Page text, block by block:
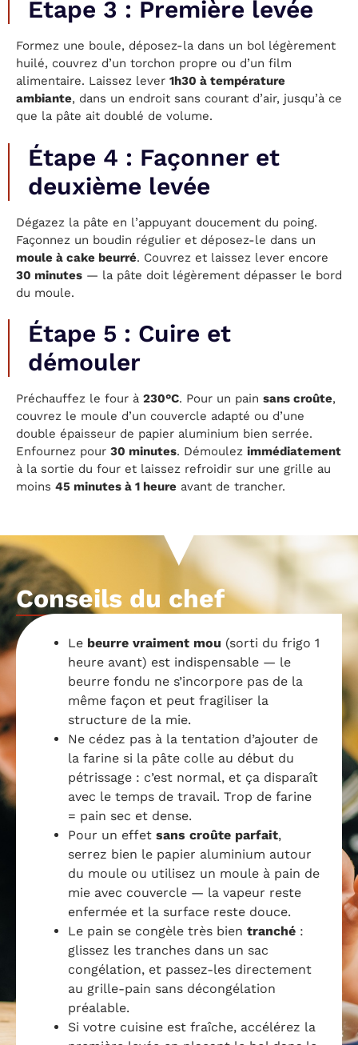
Étape 3 : Première levée
Formez une boule, déposez-la dans un bol légèrement
huilé, couvrez d’un torchon propre ou d’un film
alimentaire. Laissez lever 1h30 à température
ambiante, dans un endroit sans courant d’air, jusqu’à ce
que la pâte ait doublé de volume.
Étape 4 : Façonner et
deuxième levée
Dégazez la pâte en l’appuyant doucement du poing.
Façonnez un boudin régulier et déposez-le dans un
moule à cake beurré. Couvrez et laissez lever encore
30 minutes — la pâte doit légèrement dépasser le bord
du moule.
Étape 5 : Cuire et
démouler
Préchauffez le four à 230°C. Pour un pain sans croûte,
couvrez le moule d’un couvercle adapté ou d’une
double épaisseur de papier aluminium bien serrée.
Enfournez pour 30 minutes. Démoulez immédiatement
à la sortie du four et laissez refroidir sur une grille au
moins 45 minutes à 1 heure avant de trancher.
Conseils du chef
Le beurre vraiment mou (sorti du frigo 1
heure avant) est indispensable — le
beurre fondu ne s’incorpore pas de la
même façon et peut fragiliser la
structure de la mie.
Ne cédez pas à la tentation d’ajouter de
la farine si la pâte colle au début du
pétrissage : c’est normal, et ça disparaît
avec le temps de travail. Trop de farine
= pain sec et dense.
Pour un effet sans croûte parfait,
serrez bien le papier aluminium autour
du moule ou utilisez un moule à pain de
mie avec couvercle — la vapeur reste
enfermée et la surface reste douce.
Le pain se congèle très bien tranché :
glissez les tranches dans un sac
congélation, et passez-les directement
au grille-pain sans décongélation
préalable.
Si votre cuisine est fraîche, accélérez la